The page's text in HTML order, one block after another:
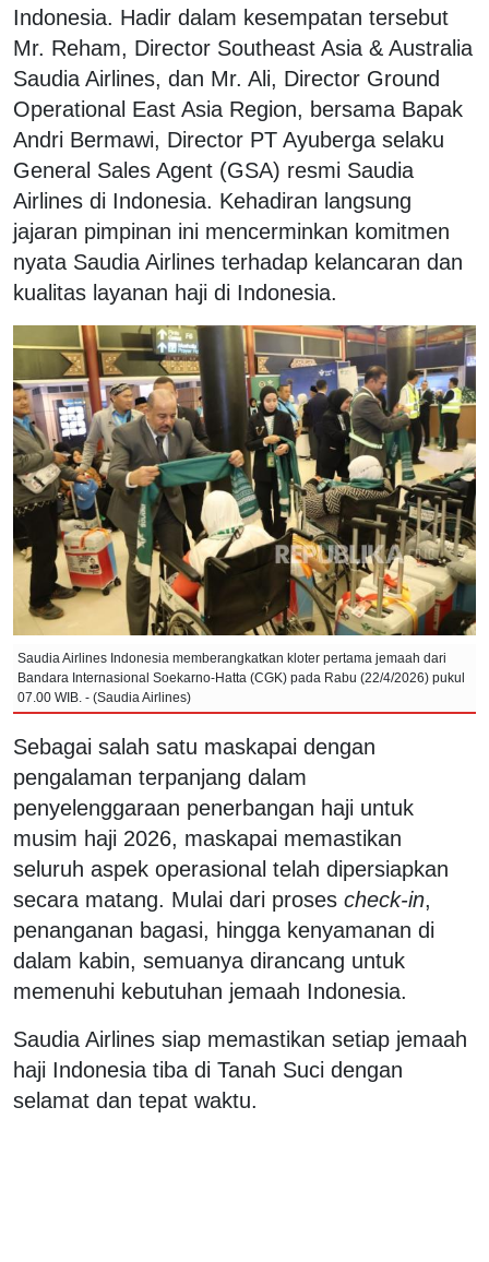
Indonesia. Hadir dalam kesempatan tersebut
Mr. Reham, Director Southeast Asia & Australia
Saudia Airlines, dan Mr. Ali, Director Ground
Operational East Asia Region, bersama Bapak
Andri Bermawi, Director PT Ayuberga selaku
General Sales Agent (GSA) resmi Saudia
Airlines di Indonesia. Kehadiran langsung
jajaran pimpinan ini mencerminkan komitmen
nyata Saudia Airlines terhadap kelancaran dan
kualitas layanan haji di Indonesia.
Saudia Airlines Indonesia memberangkatkan kloter pertama jemaah dari
Bandara Internasional Soekarno-Hatta (CGK) pada Rabu (22/4/2026) pukul
07.00 WIB. - (Saudia Airlines)
Sebagai salah satu maskapai dengan
pengalaman terpanjang dalam
penyelenggaraan penerbangan haji untuk
musim haji 2026, maskapai memastikan
seluruh aspek operasional telah dipersiapkan
secara matang. Mulai dari proses check-in,
penanganan bagasi, hingga kenyamanan di
dalam kabin, semuanya dirancang untuk
memenuhi kebutuhan jemaah Indonesia.
Saudia Airlines siap memastikan setiap jemaah
haji Indonesia tiba di Tanah Suci dengan
selamat dan tepat waktu.